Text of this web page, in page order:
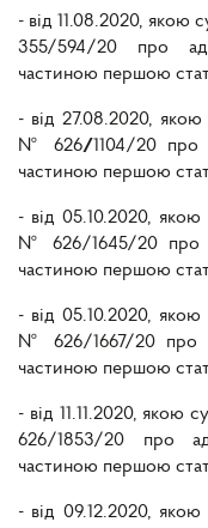
- від 11.08.2020, якою
355/594/20 про
частиною першою
- від 27.08.2020, якою
№ 626/1104/20 про
частиною першою
- від 05.10.2020, якою
№ 626/1645/20 про
частиною першою
- від 05.10.2020, якою
№ 626/1667/20 про
частиною першою
- від 11.11.2020, якою
626/1853/20 про
частиною першою
- від 09.12.2020, якою